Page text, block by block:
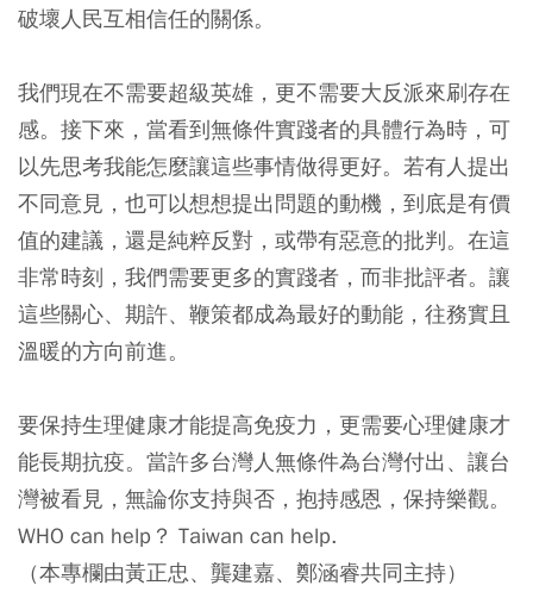
破壞人民互相信任的關係。
我們現在不需要超級英雄，更不需要大反派來刷存在
感。接下來，當看到無條件實踐者的具體行為時，可
以先思考我能怎麼讓這些事情做得更好。若有人提出
不同意見，也可以想想提出問題的動機，到底是有價
值的建議，還是純粹反對，或帶有惡意的批判。在這
非常時刻，我們需要更多的實踐者，而非批評者。讓
這些關心、期許、鞭策都成為最好的動能，往務實且
溫暖的方向前進。
要保持生理健康才能提高免疫力，更需要心理健康才
能長期抗疫。當許多台灣人無條件為台灣付出、讓台
灣被看見，無論你支持與否，抱持感恩，保持樂觀。
WHO can help？ Taiwan can help.
（本專欄由黃正忠、龔建嘉、鄭涵睿共同主持）